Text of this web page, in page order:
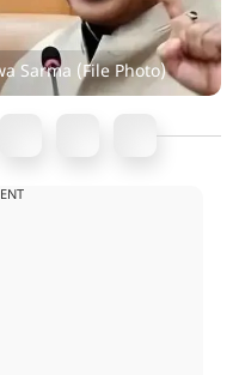
Sarma (File Photo)